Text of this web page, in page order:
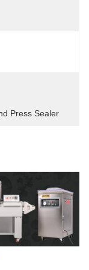
Press Sealer